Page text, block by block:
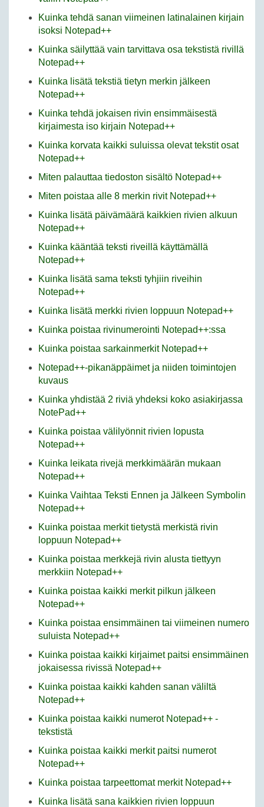
Kuinka tehdä sanan viimeinen latinalainen kirjain
isoksi Notepad++
Kuinka säilyttää vain tarvittava osa tekstistä rivillä
Notepad++
Kuinka lisätä tekstiä tietyn merkin jälkeen
Notepad++
Kuinka tehdä jokaisen rivin ensimmäisestä
kirjaimesta iso kirjain Notepad++
Kuinka korvata kaikki suluissa olevat tekstit osat
Notepad++
Miten palauttaa tiedoston sisältö Notepad++
Miten poistaa alle 8 merkin rivit Notepad++
Kuinka lisätä päivämäärä kaikkien rivien alkuun
Notepad++
Kuinka kääntää teksti riveillä käyttämällä
Notepad++
Kuinka lisätä sama teksti tyhjiin riveihin
Notepad++
Kuinka lisätä merkki rivien loppuun Notepad++
Kuinka poistaa rivinumerointi Notepad++:ssa
Kuinka poistaa sarkainmerkit Notepad++
Notepad++-pikanäppäimet ja niiden toimintojen
kuvaus
Kuinka yhdistää 2 riviä yhdeksi koko asiakirjassa
NotePad++
Kuinka poistaa välilyönnit rivien lopusta
Notepad++
Kuinka leikata rivejä merkkimäärän mukaan
Notepad++
Kuinka Vaihtaa Teksti Ennen ja Jälkeen Symbolin
Notepad++
Kuinka poistaa merkit tietystä merkistä rivin
loppuun Notepad++
Kuinka poistaa merkkejä rivin alusta tiettyyn
merkkiin Notepad++
Kuinka poistaa kaikki merkit pilkun jälkeen
Notepad++
Kuinka poistaa ensimmäinen tai viimeinen numero
suluista Notepad++
Kuinka poistaa kaikki kirjaimet paitsi ensimmäinen
jokaisessa rivissä Notepad++
Kuinka poistaa kaikki kahden sanan väliltä
Notepad++
Kuinka poistaa kaikki numerot Notepad++ -
tekstistä
Kuinka poistaa kaikki merkit paitsi numerot
Notepad++
Kuinka poistaa tarpeettomat merkit Notepad++
Kuinka lisätä sana kaikkien rivien loppuun